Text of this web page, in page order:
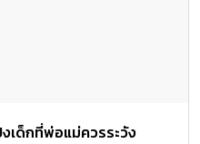
เด็กที่พ่อแม่ควรระวัง